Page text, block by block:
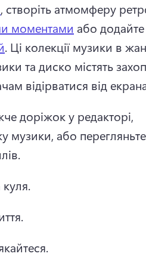
, створіть атмомферу
моментами або
. Ці колекції музики в
та диско містять
відірватися від
доріжок у редакторі,
музики, або перегляньте
куля.